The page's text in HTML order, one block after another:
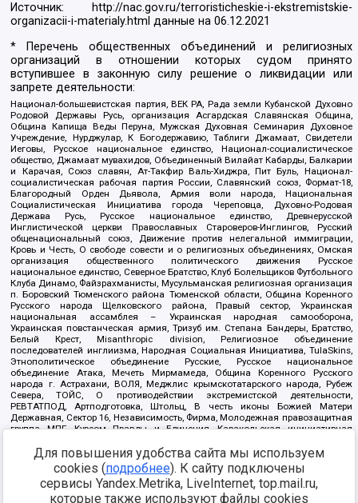
Источник:
http://nac.gov.ru/terroristicheskie-i-ekstremistskie-
organizacii-i-materialy.html данные на06.12.2021
* Перечень общественных объединений и религиозных
организаций в отношении которых судом принято
вступившее в законную силу решение о ликвидации или
запрете деятельности:
Национал-большевистская партия, ВЕК РА, Рада земли Кубанской Духовно
Родовой Державы Русь, организация Асгардская Славянская Община,
Община Капища Веды Перуна, Мужская Духовная Семинария Духовное
Учреждение, Нурджулар, К Богодержавию, Таблиги Джамаат, Свидетели
Иеговы, Русское национальное единство, Национал-социалистическое
общество, Джамаат мувахидов, Объединенный Вилайат Кабарды, Балкарии
и Карачая, Союз славян, Ат-Такфир Валь-Хиджра, Пит Буль, Национал-
социалистическая рабочая партия России, Славянский союз, Формат-18,
Благородный Орден Дьявола, Армия воли народа, Национальная
Социалистическая Инициатива города Череповца, Духовно-Родовая
Держава Русь, Русское национальное единство, Древнерусской
Инглистической церкви Православных Староверов-Инглингов, Русский
общенациональный союз, Движение против нелегальной иммиграции,
Кровь и Честь, О свободе совести и о религиозных объединениях, Омская
организация общественного политического движения Русское
национальное единство, Северное Братство, Клуб Болельщиков Футбольного
Клуба Динамо, Файзрахманисты, Мусульманская религиозная организация
п. Боровский Тюменского района Тюменской области, Община Коренного
Русского народа Щелковского района, Правый сектор, Украинская
национальная ассамблея – Украинская народная самооборона,
Украинская повстанческая армия, Тризуб им. Степана Бандеры, Братство,
Белый Крест, Misanthropic division, Религиозное объединение
последователей инглиизма, Народная Социальная Инициатива, TulaSkins,
Этнополитическое объединение Русские, Русское национальное
объединение Атака, Мечеть Мирмамеда, Община Коренного Русского
народа г. Астрахани, ВОЛЯ, Меджлис крымскотатарского народа, Рубеж
Севера, ТОЙС, О противодействии экстремистской деятельности,
РЕВТАТПОД, Артподготовка, Штольц, В честь иконы Божией Матери
Державная, Сектор 16, Независимость, Фирма, Молодежная правозащитная
группа МПГ, Курсом Правды и Единения, Каракольская инициативная
Благотворительный пансионат Ак Умут, Русская республика Русь,
Арестантское уголовное единство, Башкорт, Нация и свобода, W.H.С., Фалунь
Дафа, Иртыш Ultras, Русский Патриотический клуб-Новокузнецк/РПК,
Сибирский державный союз, Фонд борьбы с коррупцией, Фонд защиты прав
граждан, Штабы Навального, Совет граждан СССР Прикубанского округа г.
Для повышения удобства сайта мы используем
cookies (подробнее). К сайту подключены
сервисы Yandex.Metrika, LiveInternet, top.mail.ru,
которые также используют файлы cookies